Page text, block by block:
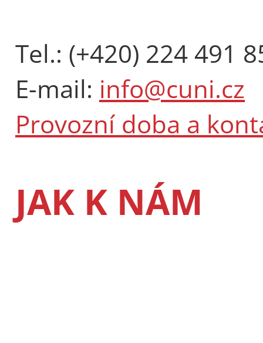
Tel.: (+420) 224 491
E-mail: info@cuni.cz
Provozní doba a
JAK K NÁM